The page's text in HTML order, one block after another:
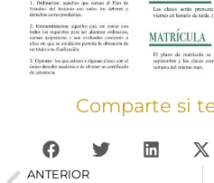
Comparte si
ANTERIOR